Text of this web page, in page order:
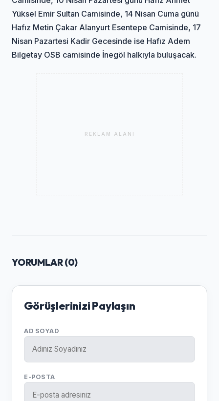
Yüksel Emir Sultan Camisinde, 14 Nisan Cuma günü
Hafız Metin Çakar Alanyurt Esentepe Camisinde, 17
Nisan Pazartesi Kadir Gecesinde ise Hafız Adem
Bilgetay OSB camisinde İnegöl halkıyla buluşacak.
REKLAM ALANI
YORUMLAR (0)
Görüşlerinizi Paylaşın
AD SOYAD
E-POSTA